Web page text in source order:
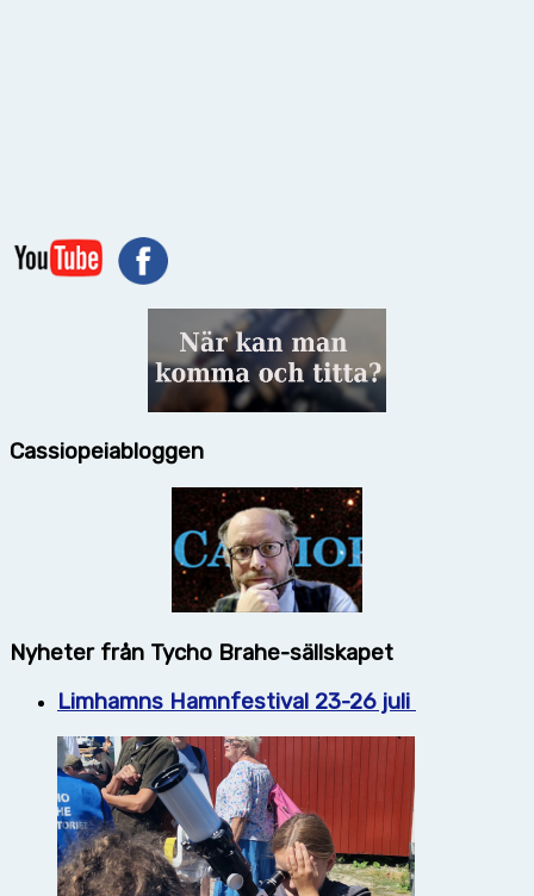
Cassiopeiabloggen
Nyheter från Tycho Brahe-sällskapet
Limhamns Hamnfestival 23-26 juli